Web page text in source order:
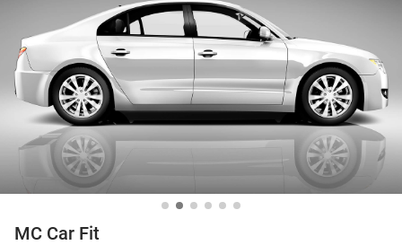
10+ Millionen Mitglieder
MC Car Fit